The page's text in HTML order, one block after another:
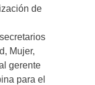
de
Mujer,
gerente
para el